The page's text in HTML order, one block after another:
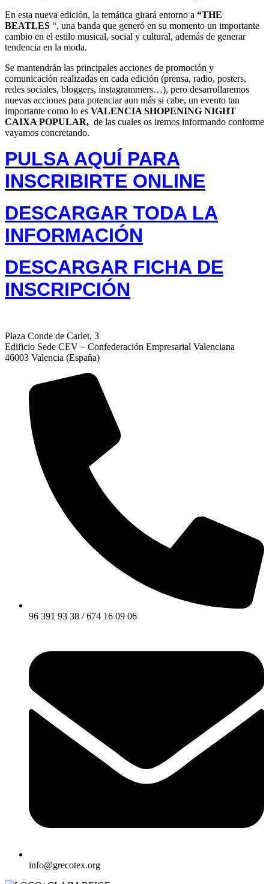
En esta nueva edición, la temática girará entorno a “THE
BEATLES “, una banda que generó en su momento un importante
cambio en el estilo musical, social y cultural, además de generar
tendencia en la moda.
Se mantendrán las principales acciones de promoción y
comunicación realizadas en cada edición (prensa, radio, posters,
redes sociales, bloggers, instagrammers…), pero desarrollaremos
nuevas acciones para potenciar aun más si cabe, un evento tan
importante como lo es VALENCIA SHOPENING NIGHT
CAIXA POPULAR, de las cuales os iremos informando conforme
vayamos concretando.
PULSA AQUÍ PARA
INSCRIBIRTE ONLINE
DESCARGAR TODA LA
INFORMACIÓN
DESCARGAR FICHA DE
INSCRIPCIÓN
Plaza Conde de Carlet, 3
Edificio Sede CEV – Confederación Empresarial Valenciana
46003 Valencia (España)
96 391 93 38 / 674 16 09 06
info@grecotex.org